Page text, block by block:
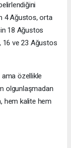
4 Ağustos, orta
18 Ağustos
16 ve 23 Ağustos
özellikle
olgunlaşmadan
hem kalite hem